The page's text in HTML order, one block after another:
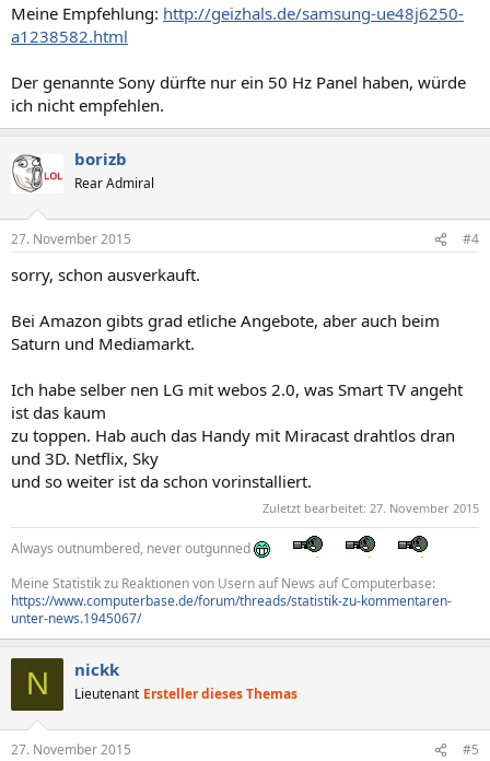
Meine Empfehlung: http://geizhals.de/samsung-ue48j6250-
a1238582.html
Der genannte Sony dürfte nur ein 50 Hz Panel haben, würde
ich nicht empfehlen.
borizb
Rear Admiral
27. November 2015 #4
sorry, schon ausverkauft.
Bei Amazon gibts grad etliche Angebote, aber auch beim
Saturn und Mediamarkt.
Ich habe selber nen LG mit webos 2.0, was Smart TV angeht
ist das kaum
zu toppen. Hab auch das Handy mit Miracast drahtlos dran
und 3D. Netflix, Sky
und so weiter ist da schon vorinstalliert.
Zuletzt bearbeitet: 27. November 2015
Always outnumbered, never outgunned
Meine Statistik zu Reaktionen von Usern auf News auf Computerbase:
https://www.computerbase.de/forum/threads/statistik-zu-kommentaren-
unter-news.1945067/
N nickk
Lieutenant Ersteller dieses Themas
27. November 2015 #5